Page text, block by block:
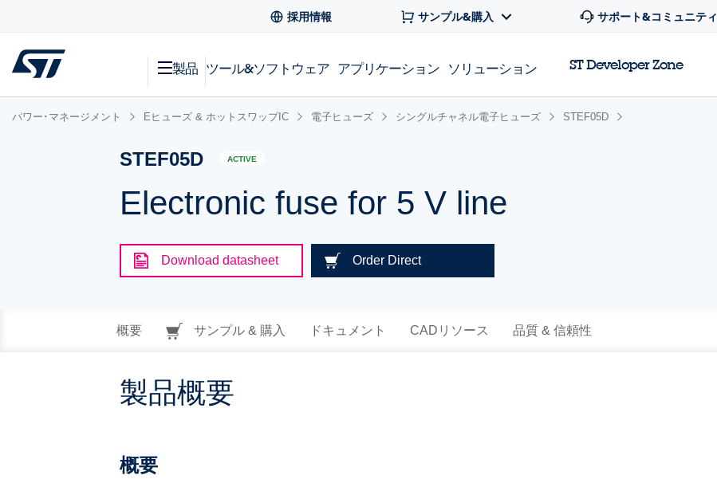
採用情報 サンプル&購入 サポート&コミュニティ
製品 ツール&ソフトウェア アプリケーション ソリューション ST Developer Zone
パワー･マネージメント Eヒューズ & ホットスワップIC 電子ヒューズ シングルチャネル電子ヒューズ STEF05D
STEF05D ACTIVE
Electronic fuse for 5 V line
Download datasheet Order Direct
概要 サンプル & 購入 ドキュメント CADリソース 品質 & 信頼性
製品概要
概要